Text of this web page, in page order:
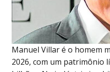
Manuel Villar é o homem
2026, com um patrimônio